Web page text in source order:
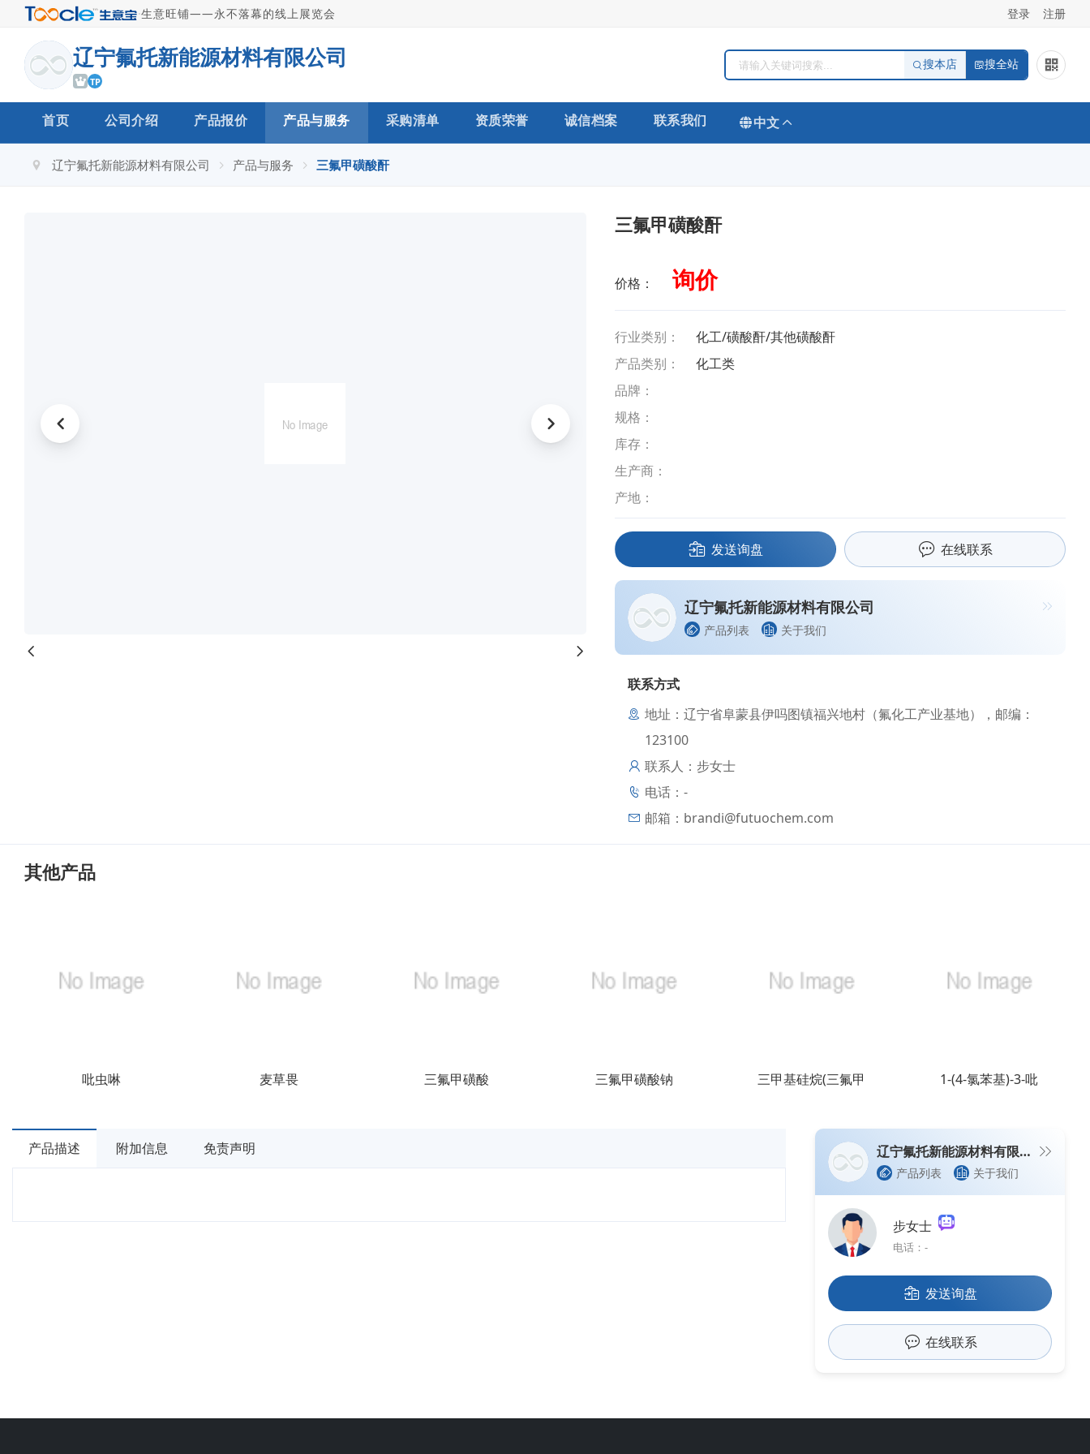
·生意旺铺——永不落幕的线上展览会 登录 注册
辽宁氟托新能源材料有限公司
TP
搜本店 搜全站
首页 公司介绍 产品报价 产品与服务 采购清单 资质荣誉 诚信档案 联系我们 中文
辽宁氟托新能源材料有限公司 产品与服务 三氟甲磺酸酐
三氟甲磺酸酐
价格： 询价
行业类别：
化工/磺酸酐/其他磺酸酐
产品类别：
化工类
品牌：
规格：
库存：
生产商：
产地：
发送询盘 在线联系
辽宁氟托新能源材料有限公司
产品列表 关于我们
联系方式
地址：辽宁省阜蒙县伊吗图镇福兴地村（氟化工产业基地），邮编：
123100
联系人：步女士
电话：-
邮箱： brandi@futuochem.com
其他产品
吡虫啉 麦草畏 三氟甲磺酸 三氟甲磺酸钠 三甲基硅烷(三氟甲 1-(4-氯苯基)-3-吡
产品描述 附加信息 免责声明 辽宁氟托新能源材料有限公司
产品列表 关于我们
步女士
电话：-
发送询盘
在线联系